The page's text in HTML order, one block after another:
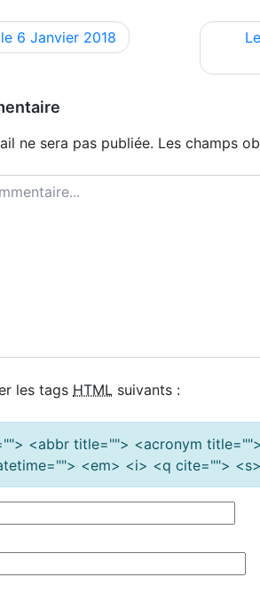
6 Janvier 2018
ne sera pas publiée. Les champs
les tags HTML suivants :
<abbr title=""> <acronym
<em> <i> <q cite="">